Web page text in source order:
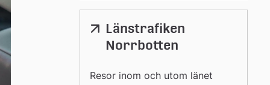
Länk
webbplats
Länstrafiken
Norrbotten
Resor inom och utom länet